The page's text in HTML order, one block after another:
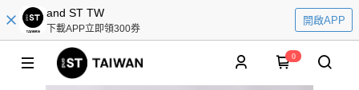
and ST TW
下載APP立即領300券
開啟APP
0